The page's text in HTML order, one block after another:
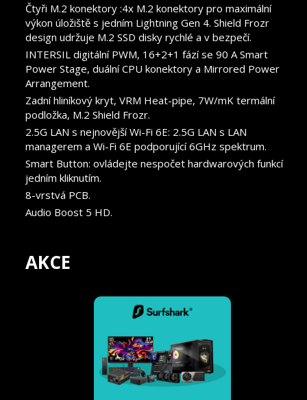
Čtyři M.2 konektory :4x M.2 konektory pro maximální
výkon úložiště s jedním Lightning Gen 4. Shield Frozr
design udržuje M.2 SSD disky rychlé a v bezpečí.
INTERSIL digitální PWM, 16+2+1 fází se 90 A Smart
Power Stage, duální CPU konektory a Mirrored Power
Arrangement.
Zadní hliníkový kryt, VRM Heat-pipe, 7W/mK termální
podložka, M.2 Shield Frozr.
2.5G LAN s nejnovější Wi-Fi 6E: 2.5G LAN s LAN
managerem a Wi-Fi 6E podporující 6GHz spektrum.
Smart Button: ovládejte nespočet hardwarových funkcí
jedním kliknutím.
8-vrstvá PCB.
Audio Boost 5 HD.
AKCE